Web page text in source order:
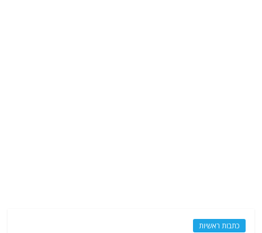
כתבות ראשיות